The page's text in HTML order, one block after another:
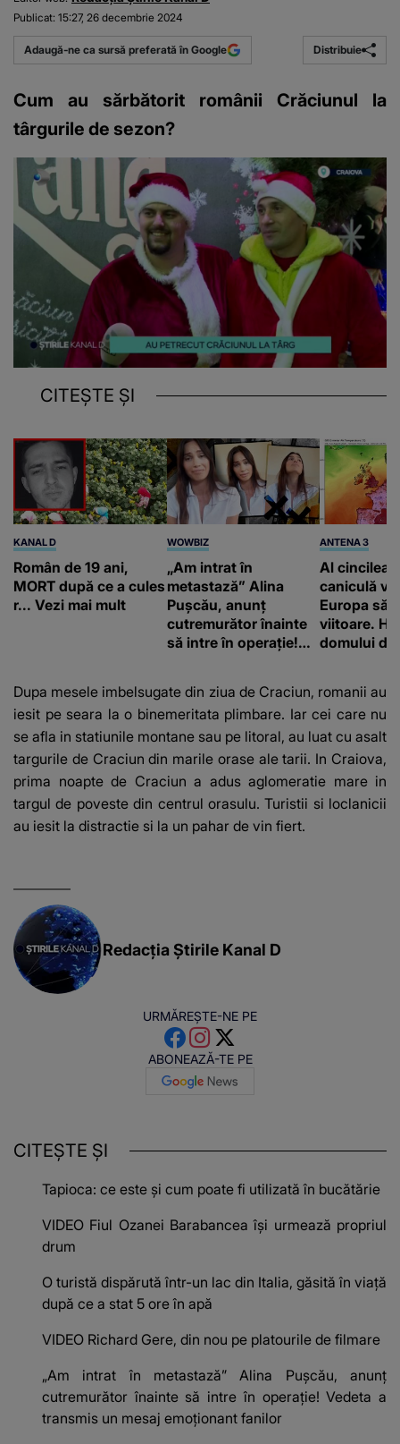
Publicat: 15:27, 26 decembrie 2024
Adaugă-ne ca sursă preferată în Google Distribuie
Cum au sărbătorit românii Crăciunul la
târgurile de sezon?
CITEȘTE ȘI
KANAL D
Român de 19 ani,
MORT după ce a cules
r... Vezi mai mult
WOWBIZ
„Am intrat în
metastază” Alina
Pușcău, anunț
cutremurător înainte
să intre în operație!
fanilor
ANTENA 3
Al cincilea
caniculă
Europa
viitoare.
domului de
Dupa mesele imbelsugate din ziua de Craciun, romanii au
iesit pe seara la o binemeritata plimbare. Iar cei care nu
se afla in statiunile montane sau pe litoral, au luat cu asalt
targurile de Craciun din marile orase ale tarii. In Craiova,
prima noapte de Craciun a adus aglomeratie mare in
targul de poveste din centrul orasulu.Turistii si loclanicii
au iesit la distractie si la un pahar de vin fiert.
Redacția Știrile Kanal D
URMĂREȘTE-NE PE
ABONEAZĂ-TE PE
CITEȘTE ȘI
Tapioca: ce este și cum poate fi utilizată în bucătărie
VIDEO Fiul Ozanei Barabancea își urmează propriul
drum
O turistă dispărută într-un lac din Italia, găsită în viață
după ce a stat 5 ore în apă
VIDEO Richard Gere, din nou pe platourile de filmare
„Am intrat în metastază” Alina Pușcău, anunț
cutremurător înainte să intre în operație! Vedeta a
transmis un mesaj emoționant fanilor